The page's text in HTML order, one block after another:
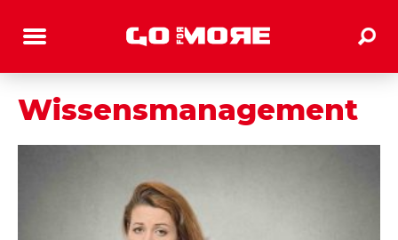
Wissensmanagement